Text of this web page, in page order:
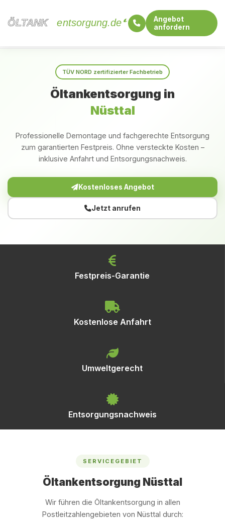
ÖLTANK
ÖLTANK entsorgung.de
Angebot
anfordern
TÜV NORD zertifizierter Fachbetrieb
Öltankentsorgung in
Nüsttal
Professionelle Demontage und fachgerechte Entsorgung
zum garantierten Festpreis. Ohne versteckte Kosten –
inklusive Anfahrt und Entsorgungsnachweis.
Kostenloses Angebot
Jetzt anrufen
Festpreis-Garantie
Kostenlose Anfahrt
Umweltgerecht
Entsorgungsnachweis
SERVICEGEBIET
Öltankentsorgung Nüsttal
Wir führen die Öltankentsorgung in allen
Postleitzahlengebieten von Nüsttal durch: